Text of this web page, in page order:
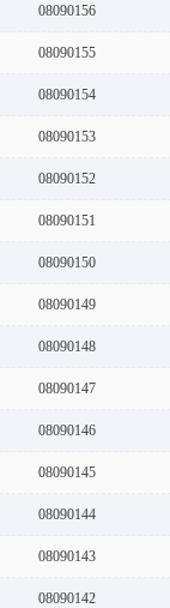
08090156
08090155
08090154
08090153
08090152
08090151
08090150
08090149
08090148
08090147
08090146
08090145
08090144
08090143
08090142